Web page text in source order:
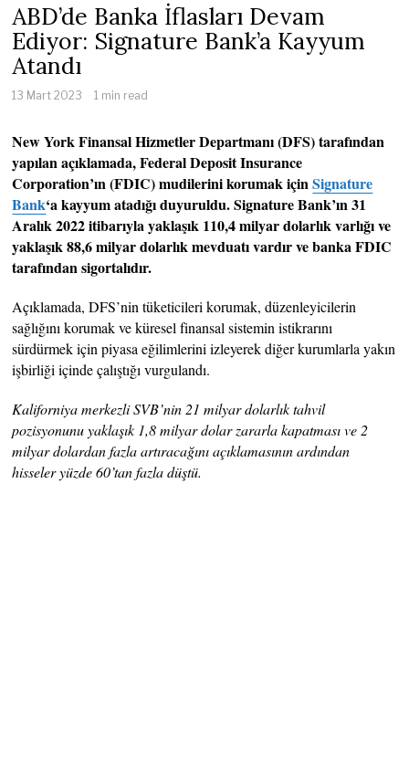
ABD’de Banka İflasları Devam
Ediyor: Signature Bank’a Kayyum
Atandı
13 Mart 2023 1 min read
New York Finansal Hizmetler Departmanı (DFS) tarafından
yapılan açıklamada, Federal Deposit Insurance
Corporation’ın (FDIC) mudilerini korumak içinSignature
Bank‘a kayyum atadığı duyuruldu. Signature Bank’ın 31
Aralık 2022 itibarıyla yaklaşık 110,4 milyar dolarlık varlığı ve
yaklaşık 88,6 milyar dolarlık mevduatı vardır ve banka FDIC
tarafından sigortalıdır.
Açıklamada, DFS’nin tüketicileri korumak, düzenleyicilerin
sağlığını korumak ve küresel finansal sistemin istikrarını
sürdürmek için piyasa eğilimlerini izleyerek diğer kurumlarla yakın
işbirliği içinde çalıştığı vurgulandı.
Kaliforniya merkezli SVB’nin 21 milyar dolarlık tahvil
pozisyonunu yaklaşık 1,8 milyar dolar zararla kapatması ve 2
milyar dolardan fazla artıracağını açıklamasının ardından
hisseler yüzde 60’tan fazla düştü.